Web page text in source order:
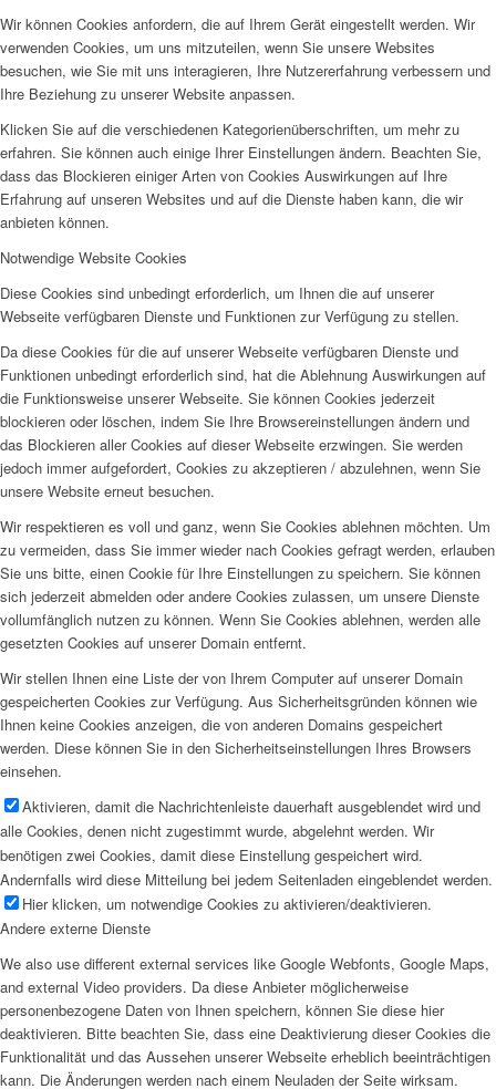
Wir können Cookies anfordern, die auf Ihrem Gerät eingestellt werden. Wir
verwenden Cookies, um uns mitzuteilen, wenn Sie unsere Websites
besuchen, wie Sie mit uns interagieren, Ihre Nutzererfahrung verbessern und
Ihre Beziehung zu unserer Website anpassen.
Klicken Sie auf die verschiedenen Kategorienüberschriften, um mehr zu
erfahren. Sie können auch einige Ihrer Einstellungen ändern. Beachten Sie,
dass das Blockieren einiger Arten von Cookies Auswirkungen auf Ihre
Erfahrung auf unseren Websites und auf die Dienste haben kann, die wir
anbieten können.
Notwendige Website Cookies
Diese Cookies sind unbedingt erforderlich, um Ihnen die auf unserer
Webseite verfügbaren Dienste und Funktionen zur Verfügung zu stellen.
Da diese Cookies für die auf unserer Webseite verfügbaren Dienste und
Funktionen unbedingt erforderlich sind, hat die Ablehnung Auswirkungen auf
die Funktionsweise unserer Webseite. Sie können Cookies jederzeit
blockieren oder löschen, indem Sie Ihre Browsereinstellungen ändern und
das Blockieren aller Cookies auf dieser Webseite erzwingen. Sie werden
jedoch immer aufgefordert, Cookies zu akzeptieren / abzulehnen, wenn Sie
unsere Website erneut besuchen.
Wir respektieren es voll und ganz, wenn Sie Cookies ablehnen möchten. Um
zu vermeiden, dass Sie immer wieder nach Cookies gefragt werden, erlauben
Sie uns bitte, einen Cookie für Ihre Einstellungen zu speichern. Sie können
sich jederzeit abmelden oder andere Cookies zulassen, um unsere Dienste
vollumfänglich nutzen zu können. Wenn Sie Cookies ablehnen, werden alle
gesetzten Cookies auf unserer Domain entfernt.
Wir stellen Ihnen eine Liste der von Ihrem Computer auf unserer Domain
gespeicherten Cookies zur Verfügung. Aus Sicherheitsgründen können wie
Ihnen keine Cookies anzeigen, die von anderen Domains gespeichert
werden. Diese können Sie in den Sicherheitseinstellungen Ihres Browsers
einsehen.
Aktivieren, damit die Nachrichtenleiste dauerhaft ausgeblendet wird und
alle Cookies, denen nicht zugestimmt wurde, abgelehnt werden. Wir
benötigen zwei Cookies, damit diese Einstellung gespeichert wird.
Andernfalls wird diese Mitteilung bei jedem Seitenladen eingeblendet werden.
Hier klicken, um notwendige Cookies zu aktivieren/deaktivieren.
Andere externe Dienste
We also use different external services like Google Webfonts, Google Maps,
and external Video providers. Da diese Anbieter möglicherweise
personenbezogene Daten von Ihnen speichern, können Sie diese hier
deaktivieren. Bitte beachten Sie, dass eine Deaktivierung dieser Cookies die
Funktionalität und das Aussehen unserer Webseite erheblich beeinträchtigen
kann. Die Änderungen werden nach einem Neuladen der Seite wirksam.